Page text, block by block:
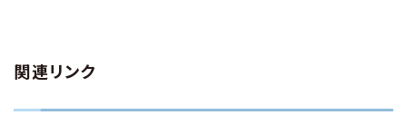
関連リンク